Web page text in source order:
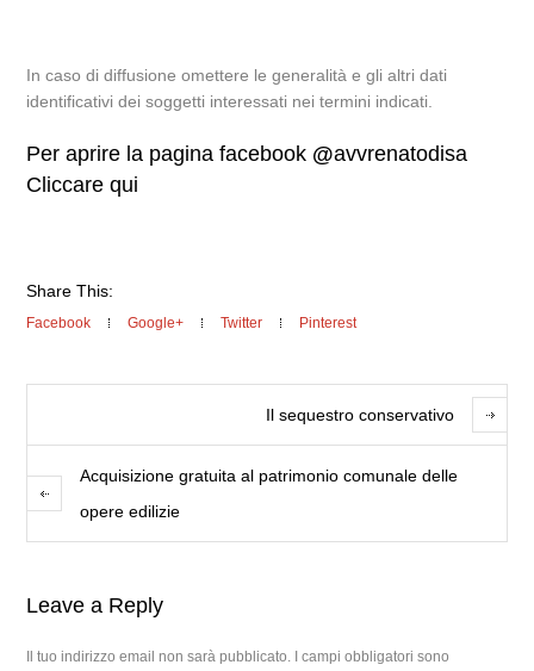
In caso di diffusione omettere le generalità e gli altri dati
identificativi dei soggetti interessati nei termini indicati.
Per aprire la pagina facebook @avvrenatodisa
Cliccare qui
Share This:
Facebook Google+ Twitter Pinterest
Il sequestro conservativo
Acquisizione gratuita al patrimonio comunale delle
opere edilizie
Leave a Reply
Il tuo indirizzo email non sarà pubblicato.
I campi obbligatori sono